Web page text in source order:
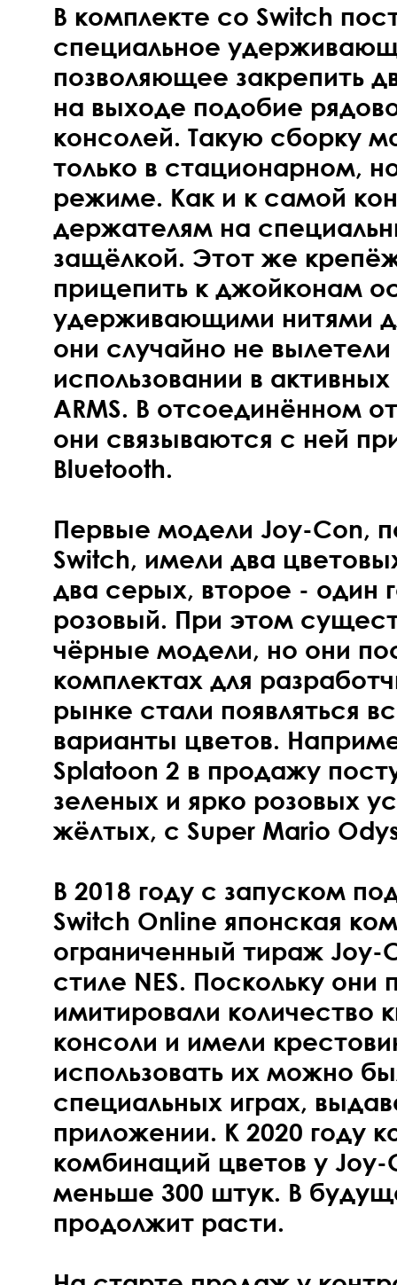
В комплекте со Switch
специальное
позволяющее закрепить
на выходе подобие
консолей. Такую сборку
только в стационарном,
режиме. Как и к самой
держателям на
защёлкой. Этот же
прицепить к джойконам
удерживающими нитями
они случайно не вылетели
использовании в
ARMS. В отсоединённом
они связываются с ней
Bluetooth.
Первые модели Joy-Con,
Switch, имели два
два серых, второе - один
розовый. При этом
чёрные модели, но они
комплектах для
рынке стали появляться
варианты цветов.
Splatoon 2 в продажу
зеленых и ярко розовых
жёлтых, с Super Mario
В 2018 году с запуском
Switch Online японская
ограниченный тираж Joy-
стиле NES. Поскольку они
имитировали количество
консоли и имели
использовать их можно
специальных играх,
приложении. К 2020 году
комбинаций цветов у
меньше 300 штук. В
продолжит расти.